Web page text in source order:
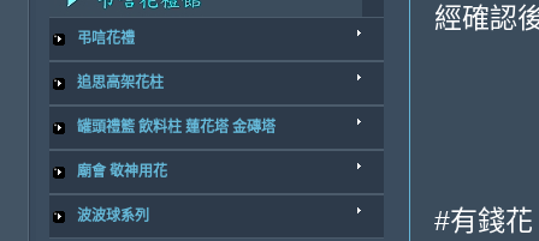
弔唁花禮
追思高架花柱
罐頭禮籃 飲料柱 蓮花塔 金磚塔
廟會 敬神用花
波波球系列
經確認
#有錢